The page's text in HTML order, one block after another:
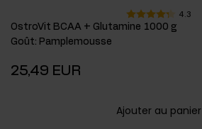
4.3
OstroVit BCAA + Glutamine 1000 g
Goût: Pamplemousse
25,49 EUR
Ajouter au panier